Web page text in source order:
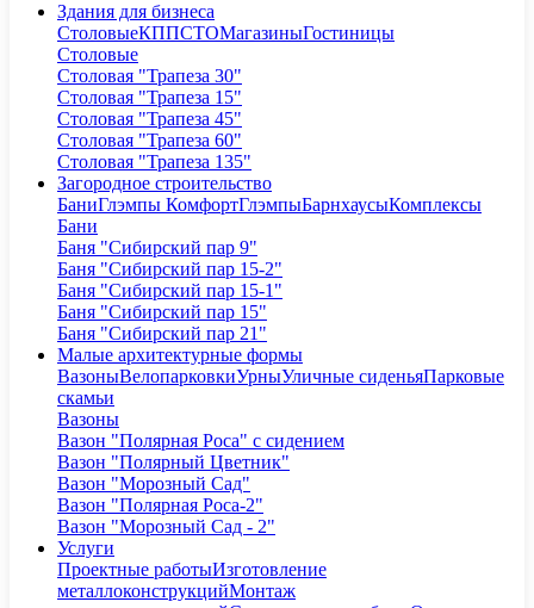
Здания для бизнеса
СтоловыеКППСТОМагазиныГостиницы
Столовые
Столовая "Трапеза 30"
Столовая "Трапеза 15"
Столовая "Трапеза 45"
Столовая "Трапеза 60"
Столовая "Трапеза 135"
Загородное строительство
БаниГлэмпы КомфортГлэмпыБарнхаусыКомплексы
Бани
Баня "Сибирский пар 9"
Баня "Сибирский пар 15-2"
Баня "Сибирский пар 15-1"
Баня "Сибирский пар 15"
Баня "Сибирский пар 21"
Малые архитектурные формы
ВазоныВелопарковкиУрныУличные сиденьяПарковые
скамьи
Вазоны
Вазон "Полярная Роса" с сидением
Вазон "Полярный Цветник"
Вазон "Морозный Сад"
Вазон "Полярная Роса-2"
Вазон "Морозный Сад - 2"
Услуги
Проектные работыИзготовление
металлоконструкцийМонтаж